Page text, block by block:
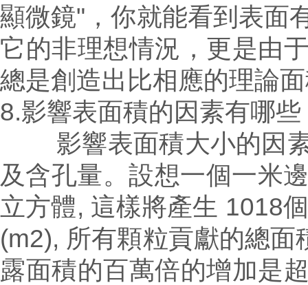
顯微鏡"，你就能看到表面
它的非理想情況，更是由
總是創造出比相應的理論
8.影響表面積的因素有哪些
影響表面積大小的因素
及含孔量。設想一個一米
立方體, 這樣將產生 1018
(m2), 所有顆粒貢獻的總
露面積的百萬倍的增加是